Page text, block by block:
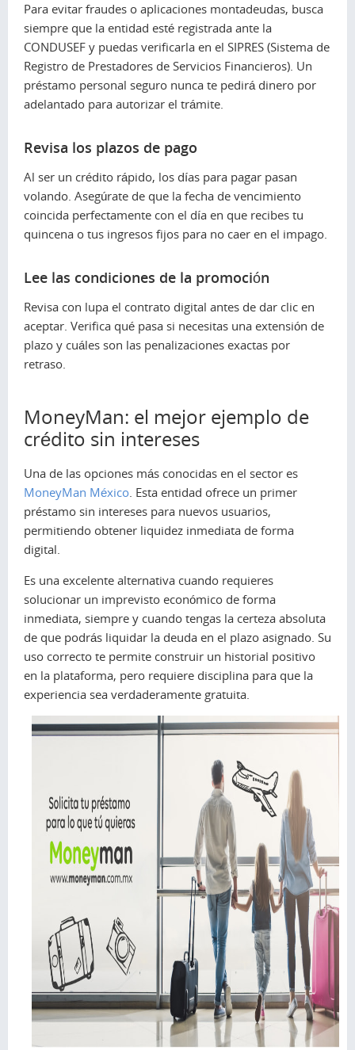
Para evitar fraudes o aplicaciones montadeudas, busca
siempre que la entidad esté registrada ante la
CONDUSEF y puedas verificarla en el SIPRES (Sistema de
Registro de Prestadores de Servicios Financieros). Un
préstamo personal seguro nunca te pedirá dinero por
adelantado para autorizar el trámite.
Revisa los plazos de pago
Al ser un crédito rápido, los días para pagar pasan
volando. Asegúrate de que la fecha de vencimiento
coincida perfectamente con el día en que recibes tu
quincena o tus ingresos fijos para no caer en el impago.
Lee las condiciones de la promoción
Revisa con lupa el contrato digital antes de dar clic en
aceptar. Verifica qué pasa si necesitas una extensión de
plazo y cuáles son las penalizaciones exactas por
retraso.
MoneyMan: el mejor ejemplo de
crédito sin intereses
Una de las opciones más conocidas en el sector es
MoneyMan México. Esta entidad ofrece un primer
préstamo sin intereses para nuevos usuarios,
permitiendo obtener liquidez inmediata de forma
digital.
Es una excelente alternativa cuando requieres
solucionar un imprevisto económico de forma
inmediata, siempre y cuando tengas la certeza absoluta
de que podrás liquidar la deuda en el plazo asignado. Su
uso correcto te permite construir un historial positivo
en la plataforma, pero requiere disciplina para que la
experiencia sea verdaderamente gratuita.